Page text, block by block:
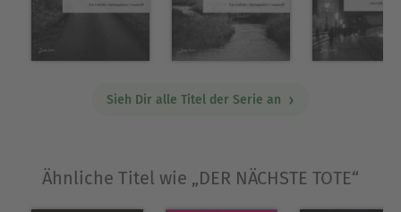
Sieh Dir alle Titel der Serie an
Ähnliche Titel wie „DER NÄCHSTE TOTE“